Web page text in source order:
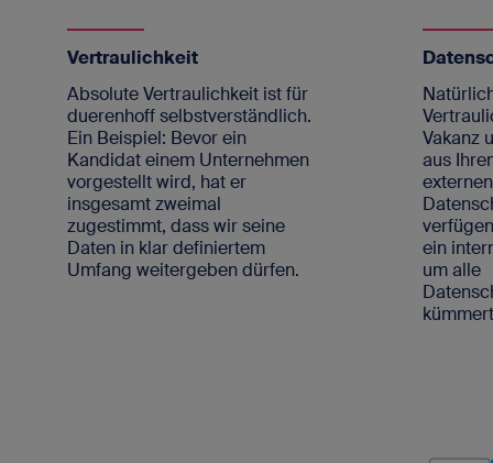
Vertraulichkeit
Absolute Vertraulichkeit ist für
duerenhoff selbstverständlich.
Ein Beispiel: Bevor ein
Kandidat einem Unternehmen
vorgestellt wird, hat er
insgesamt zweimal
zugestimmt, dass wir seine
Daten in klar definiertem
Umfang weitergeben dürfen.
Vakanz
aus
externen
ein
um alle